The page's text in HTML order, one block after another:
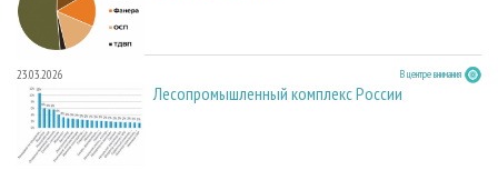
23.03.2026 В центре внимания
Лесопромышленный комплекс России